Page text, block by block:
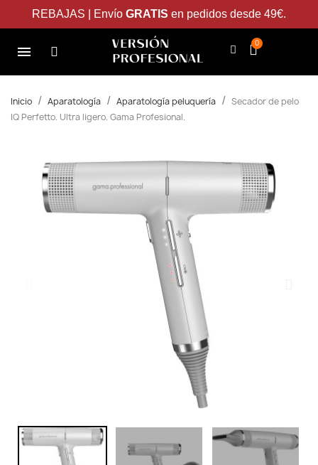
REBAJAS | Envío GRATIS en pedidos desde 49€.
Inicio Aparatología Aparatología peluquería
Secador de pelo
IQ Perfetto. Ultra ligero. Gama Profesional.